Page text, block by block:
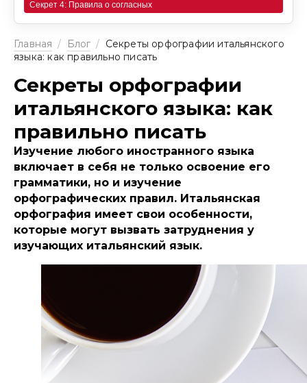
Секрет 4: Правила о согласных
Главная / Блог / Секреты орфографии итальянского
языка: как правильно писать
Секреты орфографии
итальянского языка: как
правильно писать
Изучение любого иностранного языка
включает в себя не только освоение его
грамматики, но и изучение
орфографических правил. Итальянская
орфография имеет свои особенности,
которые могут вызвать затруднения у
изучающих итальянский язык.